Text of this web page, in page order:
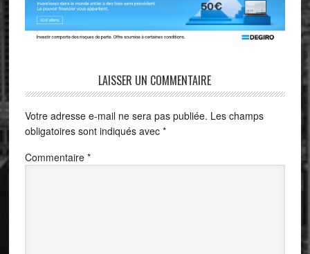
LAISSER UN COMMENTAIRE
Votre adresse e-mail ne sera pas publiée. Les champs
obligatoires sont indiqués avec *
Commentaire *